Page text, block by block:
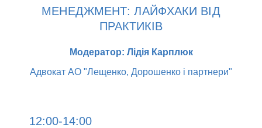
МЕНЕДЖМЕНТ: ЛАЙФХАКИ ВІД
ПРАКТИКІВ
Модератор: Лідія Карплюк
Адвокат АО "Лещенко, Дорошенко і партнери"
12:00-14:00